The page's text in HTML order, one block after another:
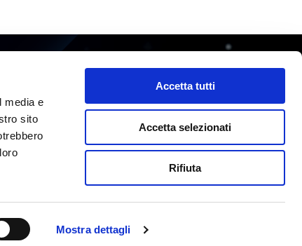
media e
sito
Mostra dettagli
Accetta tutti
Accetta selezionati
Rifiuta
AFFIDAMENTO SERVIZI CLOUD WHISTLEBLOWING